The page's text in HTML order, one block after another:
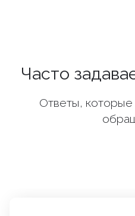
Часто
Ответы,